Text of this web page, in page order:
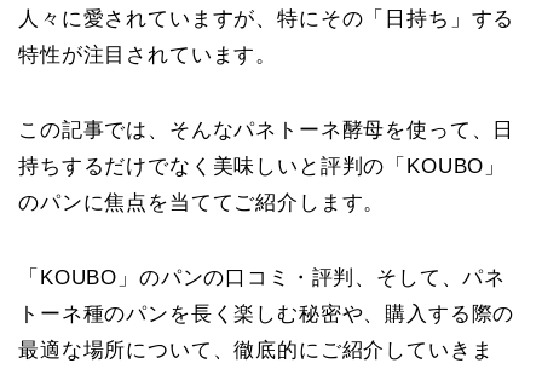
人々に愛されていますが、特にその「日持ち」する
特性が注目されています。
この記事では、そんなパネトーネ酵母を使って、日
持ちするだけでなく美味しいと評判の「KOUBO」
のパンに焦点を当ててご紹介します。
「KOUBO」のパンの口コミ・評判、そして、パネ
トーネ種のパンを長く楽しむ秘密や、購入する際の
最適な場所について、徹底的にご紹介していきま